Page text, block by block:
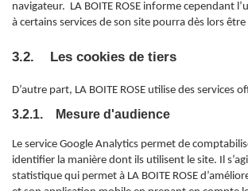
navigateur. LA BOITE ROSE informe cependant
à certains services de son site pourra dès lors être
3.2. Les cookies de tiers
D’autre part, LA BOITE ROSE utilise des services
3.2.1. Mesure d'audience
Le service Google Analytics permet de
identifier la manière dont ils utilisent le site. Il
statistique qui permet à LA BOITE ROSE